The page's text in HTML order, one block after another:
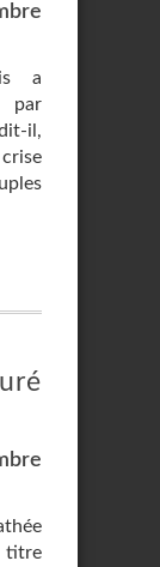
a
par
il,
titre